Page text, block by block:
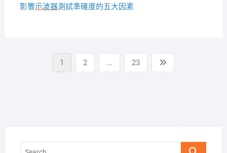
影響示波器測試準確度的五大因素
Page
1 Page
2 ... Page
23
page
Search